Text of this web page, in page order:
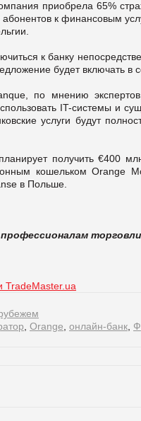
приобрела 65%
к финансовым
к банку
будет включать в
по мнению
IT-системы и
услуги будут
получить €400
кошельком Orange
в Польше.
торговли
TradeMaster.ua
Orange онлайн-банк